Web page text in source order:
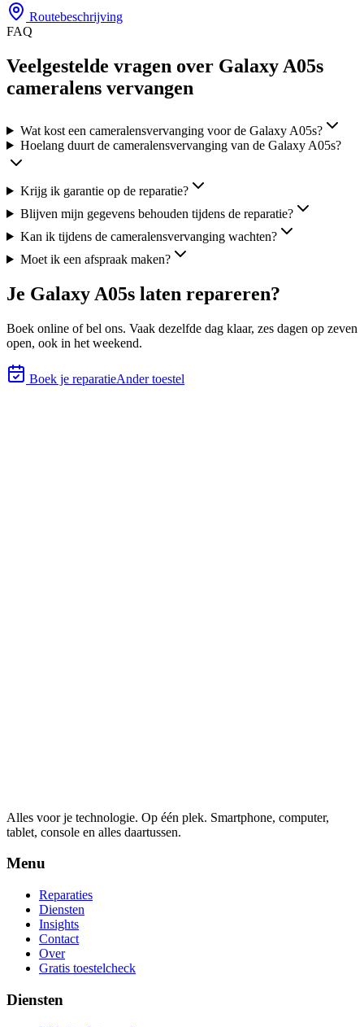
Routebeschrijving
FAQ
Veelgestelde vragen over Galaxy A05s
cameralens vervangen
Wat kost een cameralensvervanging voor de Galaxy A05s?
Hoelang duurt de cameralensvervanging van de Galaxy A05s?
Krijg ik garantie op de reparatie?
Blijven mijn gegevens behouden tijdens de reparatie?
Kan ik tijdens de cameralensvervanging wachten?
Moet ik een afspraak maken?
Je Galaxy A05s laten repareren?
Boek online of bel ons. Vaak dezelfde dag klaar, zes dagen op zeven
open, ook in het weekend.
Boek je reparatieAnder toestel
Alles voor je technologie. Op één plek. Smartphone, computer,
tablet, console en alles daartussen.
Menu
Reparaties
Diensten
Insights
Contact
Over
Gratis toestelcheck
Diensten